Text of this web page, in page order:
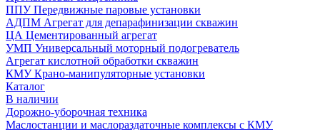
ППУ Передвижные паровые установки
АДПМ Агрегат для депарафинизации скважин
ЦА Цементированный агрегат
УМП Универсальный моторный подогреватель
Агрегат кислотной обработки скважин
КМУ Крано-манипуляторные установки
Каталог
В наличии
Дорожно-уборочная техника
Маслостанции и маслораздаточные комплексы с КМУ